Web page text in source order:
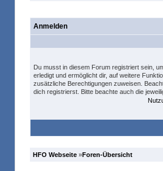
Anmelden
Du musst in diesem Forum registriert sein,
erledigt und ermöglicht dir, auf weitere
zusätzliche Berechtigungen zuweisen.
dich registrierst. Bitte beachte auch die
HFO Webseite »Foren-Übersicht